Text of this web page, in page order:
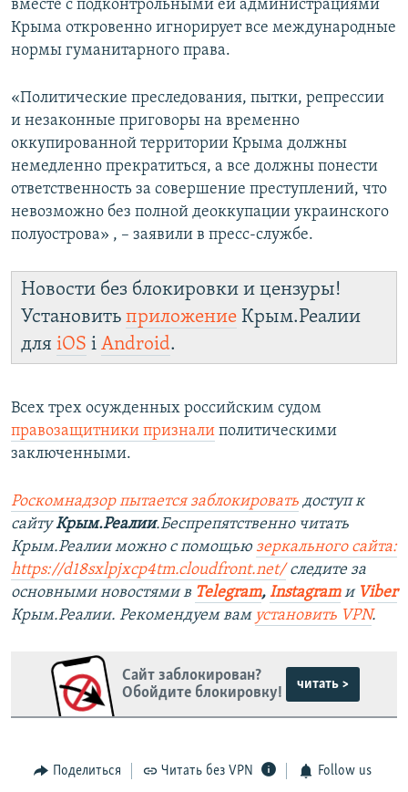
вместе с подконтрольными ей администрациями
Крыма откровенно игнорирует все международные
нормы гуманитарного права.
«Политические преследования, пытки, репрессии
и незаконные приговоры на временно
оккупированной территории Крыма должны
немедленно прекратиться, а все должны понести
ответственность за совершение преступлений, что
невозможно без полной деоккупации украинского
полуострова» , – заявили в пресс-службе.
Новости без блокировки и цензуры!
Установить приложение Крым.Реалии
для iOS і Android.
Всех трех осужденных российским судом
правозащитники признали политическими
заключенными.
Роскомнадзор пытается заблокировать доступ к
сайтуКрым.Реалии.Беспрепятственно читать
Крым.Реалии можно с помощью зеркального сайта:
https://d18sxlpjxcp4tm.cloudfront.net/следите за
основными новостями в Telegram, Instagramи Viber
Крым.Реалии. Рекомендуем вам установить VPN.
Сайт заблокирован?
Обойдите блокировку!
читать >
Поделиться Читать без VPN Follow us